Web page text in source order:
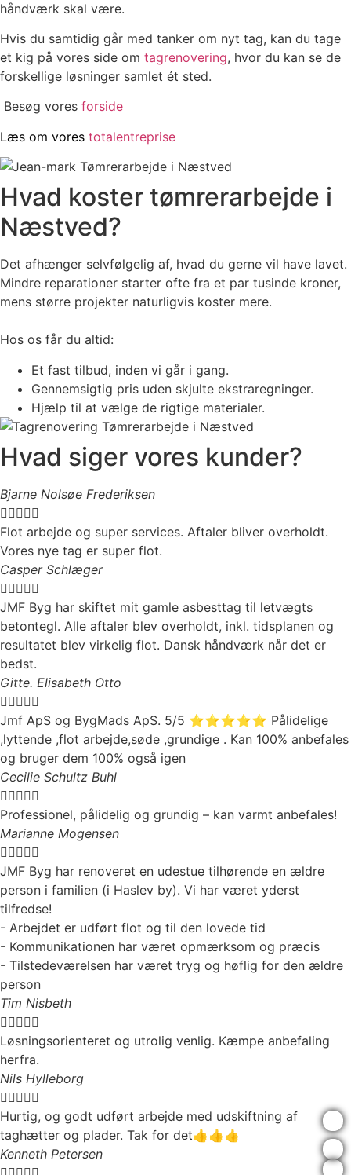
håndværk skal være.
Hvis du samtidig går med tanker om nyt tag, kan du tage
et kig på vores side om tagrenovering, hvor du kan se de
forskellige løsninger samlet ét sted.
Besøg vores forside
Læs om vores totalentreprise
Hvad koster tømrerarbejde i
Næstved?
Det afhænger selvfølgelig af, hvad du gerne vil have lavet.
Mindre reparationer starter ofte fra et par tusinde kroner,
mens større projekter naturligvis koster mere.
Hos os får du altid:
Et fast tilbud, inden vi går i gang.
Gennemsigtig pris uden skjulte ekstraregninger.
Hjælp til at vælge de rigtige materialer.
Hvad siger vores kunder?
Bjarne Nolsøe Frederiksen

Flot arbejde og super services. Aftaler bliver overholdt.
Vores nye tag er super flot.
Casper Schlæger

JMF Byg har skiftet mit gamle asbesttag til letvægts
betontegl. Alle aftaler blev overholdt, inkl. tidsplanen og
resultatet blev virkelig flot. Dansk håndværk når det er
bedst.
Gitte. Elisabeth Otto

Jmf ApS og BygMads ApS. 5/5 ⭐️⭐️⭐️⭐️⭐️ Pålidelige
,lyttende ,flot arbejde,søde ,grundige . Kan 100% anbefales
og bruger dem 100% også igen
Cecilie Schultz Buhl

Professionel, pålidelig og grundig – kan varmt anbefales!
Marianne Mogensen

JMF Byg har renoveret en udestue tilhørende en ældre
person i familien (i Haslev by). Vi har været yderst
tilfredse!
- Arbejdet er udført flot og til den lovede tid
- Kommunikationen har været opmærksom og præcis
- Tilstedeværelsen har været tryg og høflig for den ældre
person
Tim Nisbeth

Løsningsorienteret og utrolig venlig. Kæmpe anbefaling
herfra.
Nils Hylleborg

Hurtig, og godt udført arbejde med udskiftning af
taghætter og plader. Tak for det👍👍👍
Kenneth Petersen